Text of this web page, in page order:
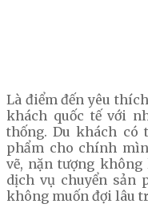
Là điểm đến yêu
khách quốc tế với
thống. Du khách có
phẩm cho chính
vẽ, nặn tượng không
dịch vụ chuyển sản
không muốn đợi lâu